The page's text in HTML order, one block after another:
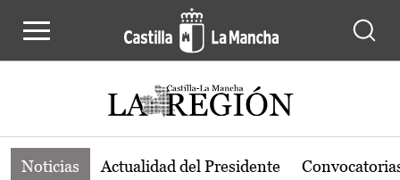
Noticias de la región de Castilla-La
Noticias Actualidad del Presidente